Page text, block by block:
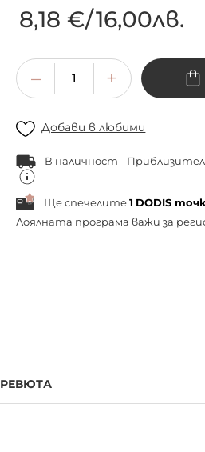
8,18 €/16,00лв.
Добави в любими
В наличност -
Ще спечелите 1 DODIS
Лоялната програма важи за
РЕВЮТА